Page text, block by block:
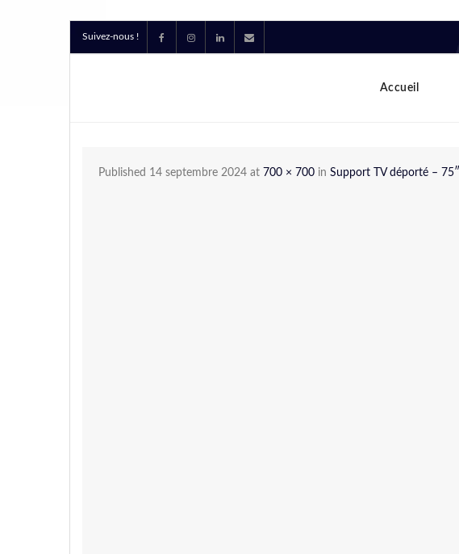
Suivez-nous !
Accueil
Published 14 septembre 2024 at 700 × 700 in Support TV déporté – 75″